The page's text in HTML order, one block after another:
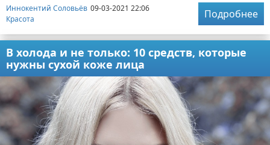
Иннокентий Соловьёв 09-03-2021 22:06
Красота
Подробнее
В холода и не только: 10 средств, которые
нужны сухой коже лица